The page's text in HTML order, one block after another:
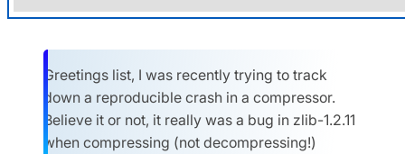
Greetings list, I was recently trying to track
down a reproducible crash in a compressor.
Believe it or not, it really was a bug in zlib-1.2.11
when compressing (not decompressing!)